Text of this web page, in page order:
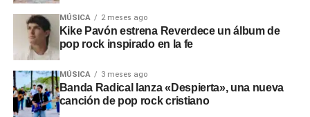
MÚSICA 2 meses ago
Kike Pavón estrena Reverdece un álbum de
pop rock inspirado en la fe
MÚSICA 3 meses ago
Banda Radical lanza «Despierta», una nueva
canción de pop rock cristiano